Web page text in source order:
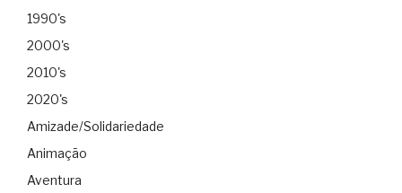
1990's
2000's
2010's
2020's
Amizade/Solidariedade
Animação
Aventura